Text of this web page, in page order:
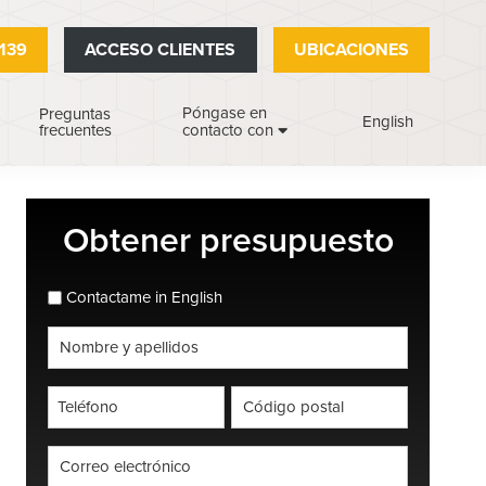
ACCESO CLIENTES UBICACIONES
Preguntas
frecuentes
Póngase en
contacto con
English
Barra
lateral
principal
Obtener presupuesto
Contactame in English
completo
*
*
Código
postal
*